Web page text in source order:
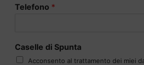
Telefono *
Caselle di Spunta
Acconsento al trattamento dei miei